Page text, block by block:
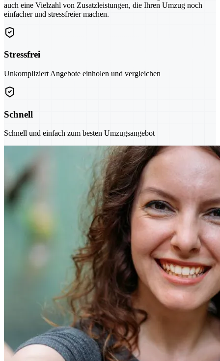
auch eine Vielzahl von Zusatzleistungen, die Ihren Umzug noch
einfacher und stressfreier machen.
Stressfrei
Unkompliziert Angebote einholen und vergleichen
Schnell
Schnell und einfach zum besten Umzugsangebot